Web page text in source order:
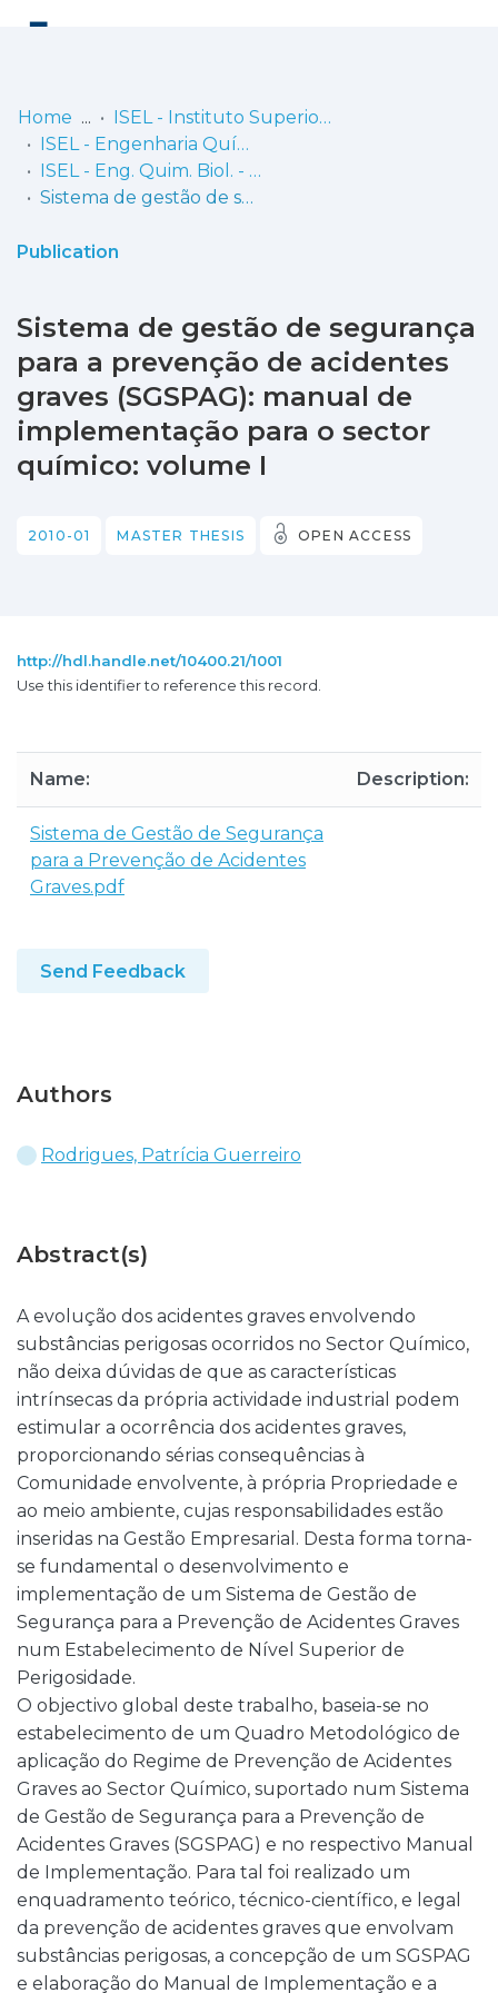
Communities
& Collections
Statistics
Home
ISEL - Instituto Superior de Engenharia de Lisboa
ISEL - Engenharia Química e Biológica
ISEL - Eng. Quim. Biol. - Dissertações de Mestrado
Sistema de gestão de segurança para a prevenção de acidentes graves (SGSPAG): manual de implementação para o sector químico: volume I
Publication
Sistema de gestão de segurança
para a prevenção de acidentes
graves (SGSPAG): manual de
implementação para o sector
químico: volume I
2010-01 MASTER THESIS OPEN ACCESS
http://hdl.handle.net/10400.21/1001
Use this identifier to reference this record.
Name: Description:
Sistema de Gestão de Segurança
para a Prevenção de Acidentes
Graves.pdf
Send Feedback
Authors
Rodrigues, Patrícia Guerreiro
Abstract(s)
A evolução dos acidentes graves envolvendo
substâncias perigosas ocorridos no Sector Químico,
não deixa dúvidas de que as características
intrínsecas da própria actividade industrial podem
estimular a ocorrência dos acidentes graves,
proporcionando sérias consequências à
Comunidade envolvente, à própria Propriedade e
ao meio ambiente, cujas responsabilidades estão
inseridas na Gestão Empresarial. Desta forma torna-
se fundamental o desenvolvimento e
implementação de um Sistema de Gestão de
Segurança para a Prevenção de Acidentes Graves
num Estabelecimento de Nível Superior de
Perigosidade.
O objectivo global deste trabalho, baseia-se no
estabelecimento de um Quadro Metodológico de
aplicação do Regime de Prevenção de Acidentes
Graves ao Sector Químico, suportado num Sistema
de Gestão de Segurança para a Prevenção de
Acidentes Graves (SGSPAG) e no respectivo Manual
de Implementação. Para tal foi realizado um
enquadramento teórico, técnico-científico, e legal
da prevenção de acidentes graves que envolvam
substâncias perigosas, a concepção de um SGSPAG
e elaboração do Manual de Implementação e a